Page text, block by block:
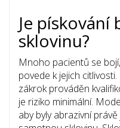
Je pískování
sklovinu?
Mnoho pacientů se
povede k jejich
zákrok prováděn
je riziko minimální.
aby byly abrazivní